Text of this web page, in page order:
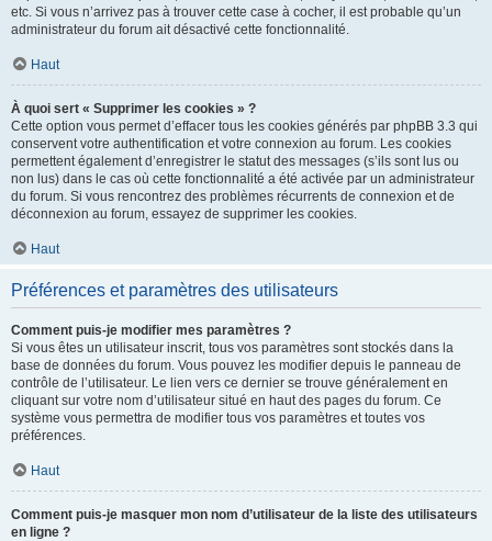
etc. Si vous n’arrivez pas à trouver cette case à cocher, il est probable qu’un
administrateur du forum ait désactivé cette fonctionnalité.
Haut
À quoi sert « Supprimer les cookies » ?
Cette option vous permet d’effacer tous les cookies générés par phpBB 3.3 qui
conservent votre authentification et votre connexion au forum. Les cookies
permettent également d’enregistrer le statut des messages (s’ils sont lus ou
non lus) dans le cas où cette fonctionnalité a été activée par un administrateur
du forum. Si vous rencontrez des problèmes récurrents de connexion et de
déconnexion au forum, essayez de supprimer les cookies.
Haut
Préférences et paramètres des utilisateurs
Comment puis-je modifier mes paramètres ?
Si vous êtes un utilisateur inscrit, tous vos paramètres sont stockés dans la
base de données du forum. Vous pouvez les modifier depuis le panneau de
contrôle de l’utilisateur. Le lien vers ce dernier se trouve généralement en
cliquant sur votre nom d’utilisateur situé en haut des pages du forum. Ce
système vous permettra de modifier tous vos paramètres et toutes vos
préférences.
Haut
Comment puis-je masquer mon nom d’utilisateur de la liste des utilisateurs
en ligne ?